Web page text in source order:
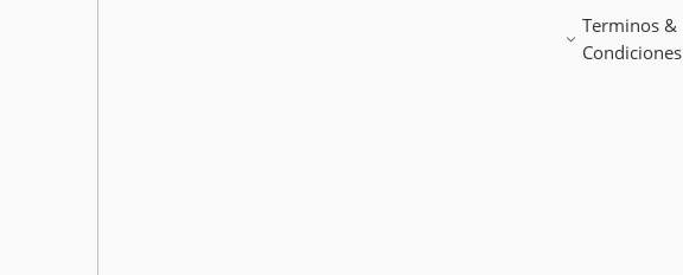
Terminos &
Condiciones